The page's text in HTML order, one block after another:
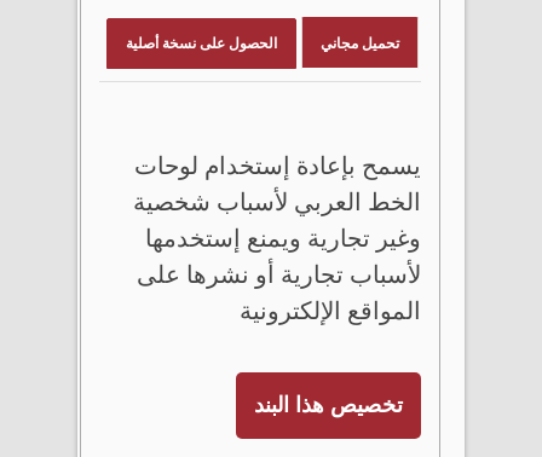
تحميل مجاني الحصول على نسخة أصلية
يسمح بإعادة إستخدام لوحات
الخط العربي لأسباب شخصية
وغير تجارية ويمنع إستخدمها
لأسباب تجارية أو نشرها على
المواقع الإلكترونية
تخصيص هذا البند